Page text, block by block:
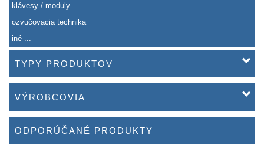
klávesy / moduly
ozvučovacia technika
iné ...
TYPY PRODUKTOV
VÝROBCOVIA
ODPORÚČANÉ PRODUKTY